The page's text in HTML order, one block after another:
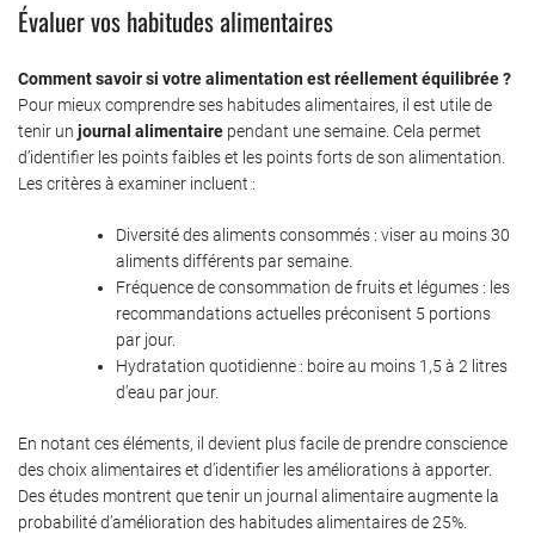
Évaluer vos habitudes alimentaires
Comment savoir si votre alimentation est réellement équilibrée ?
Pour mieux comprendre ses habitudes alimentaires, il est utile de
tenir un journal alimentaire pendant une semaine. Cela permet
d’identifier les points faibles et les points forts de son alimentation.
Les critères à examiner incluent :
Diversité des aliments consommés : viser au moins 30
aliments différents par semaine.
Fréquence de consommation de fruits et légumes : les
recommandations actuelles préconisent 5 portions
par jour.
Hydratation quotidienne : boire au moins 1,5 à 2 litres
d’eau par jour.
En notant ces éléments, il devient plus facile de prendre conscience
des choix alimentaires et d’identifier les améliorations à apporter.
Des études montrent que tenir un journal alimentaire augmente la
probabilité d’amélioration des habitudes alimentaires de 25%.